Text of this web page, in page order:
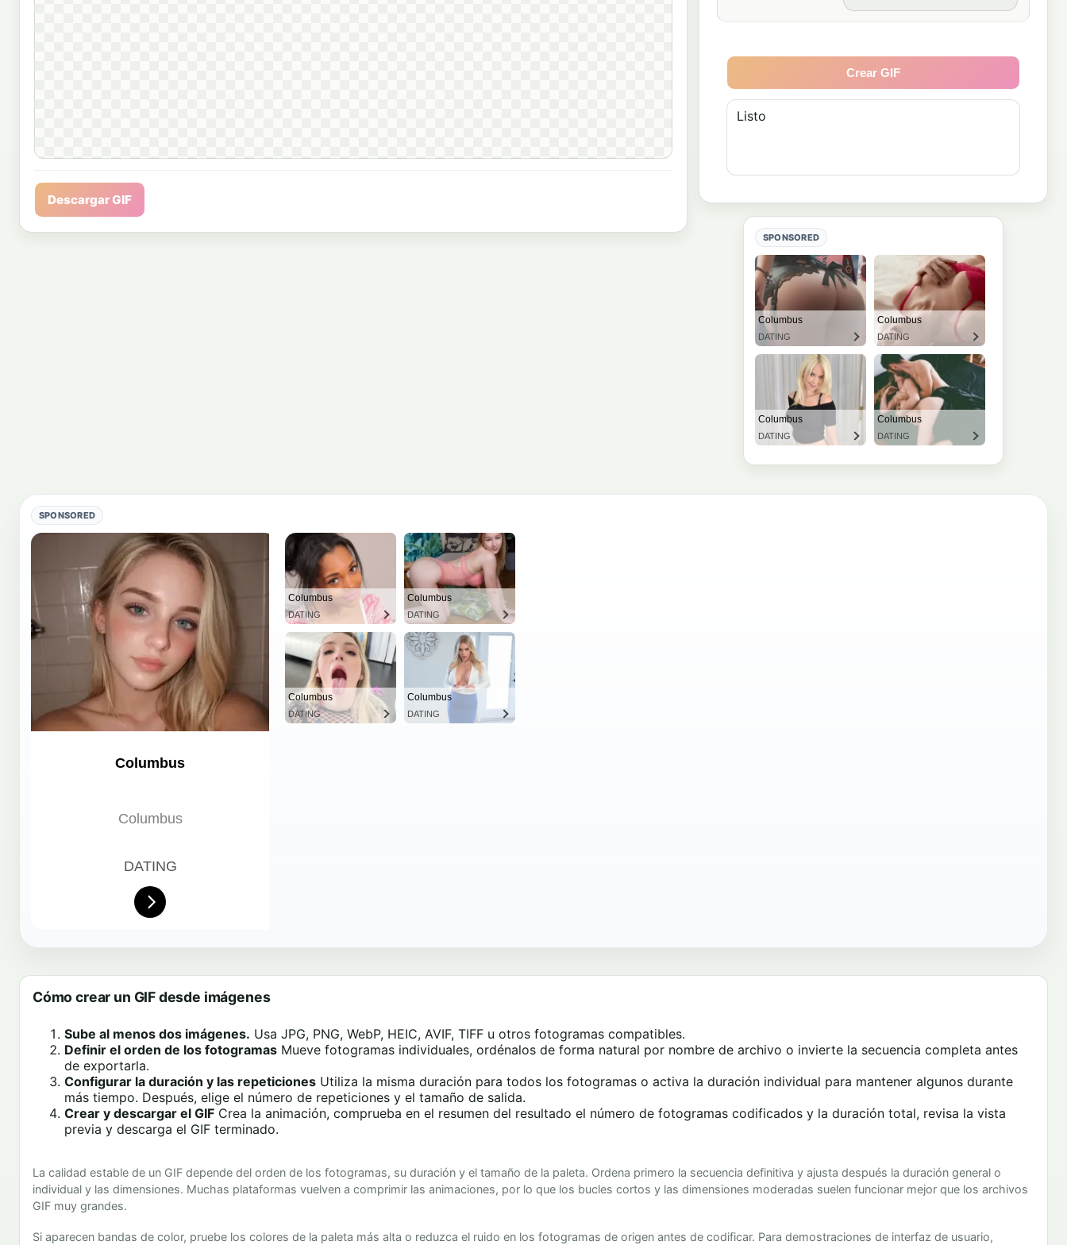
Descargar GIF
Crear GIF
Listo
SPONSORED
SPONSORED
Cómo crear un GIF desde imágenes
Sube al menos dos imágenes. Usa JPG, PNG, WebP, HEIC, AVIF, TIFF u otros fotogramas compatibles.
Definir el orden de los fotogramas Mueve fotogramas individuales, ordénalos de forma natural por nombre de archivo o invierte la secuencia completa antes
de exportarla.
Configurar la duración y las repeticiones Utiliza la misma duración para todos los fotogramas o activa la duración individual para mantener algunos durante
más tiempo. Después, elige el número de repeticiones y el tamaño de salida.
Crear y descargar el GIF Crea la animación, comprueba en el resumen del resultado el número de fotogramas codificados y la duración total, revisa la vista
previa y descarga el GIF terminado.
La calidad estable de un GIF depende del orden de los fotogramas, su duración y el tamaño de la paleta. Ordena primero la secuencia definitiva y ajusta después la duración general o
individual y las dimensiones. Muchas plataformas vuelven a comprimir las animaciones, por lo que los bucles cortos y las dimensiones moderadas suelen funcionar mejor que los archivos
GIF muy grandes.
Si aparecen bandas de color, pruebe los colores de la paleta más alta o reduzca el ruido en los fotogramas de origen antes de codificar. Para demostraciones de interfaz de usuario,